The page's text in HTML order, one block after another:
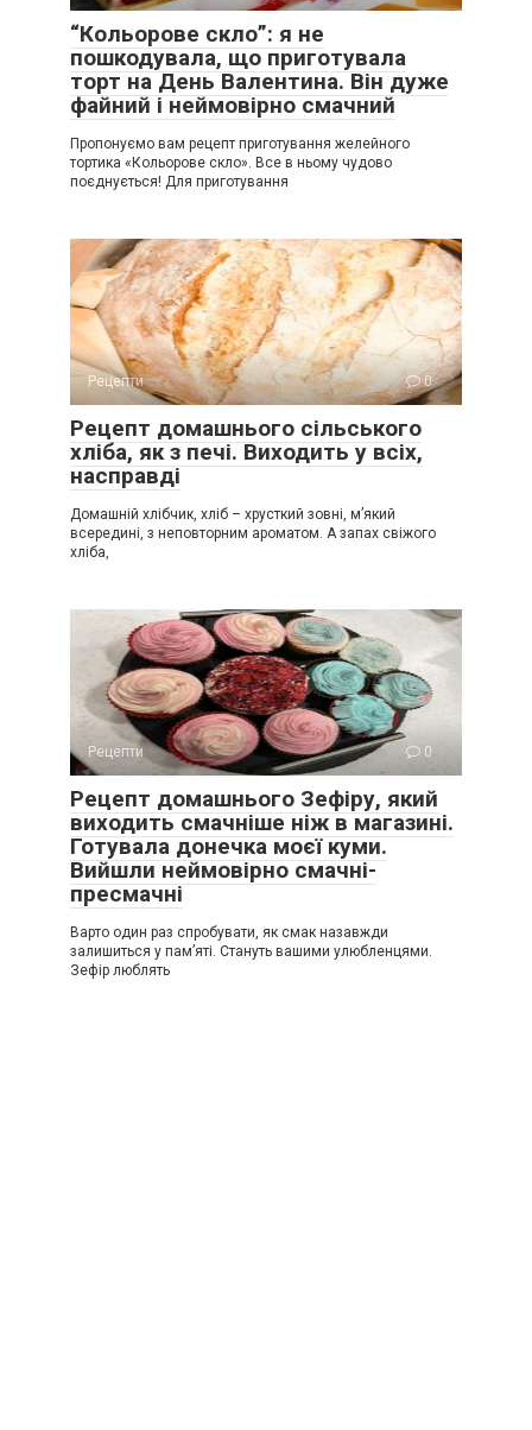
“Кольорове скло”: я не
пошкодувала, що приготувала
торт на День Валентина. Він дуже
файний і неймовірно смачний
Пропонуємо вам рецепт приготування желейного
тортика «Кольорове скло». Все в ньому чудово
поєднується! Для приготування
Рецепти 0
Рецепт домашнього сільського
хліба, як з печі. Виходить у всіх,
насправді
Домашній хлібчик, хліб – хрусткий зовні, м’який
всередині, з неповторним ароматом. А запах свіжого
хліба,
Рецепти 0
Рецепт домашнього Зефіру, який
виходить смачніше ніж в магазині.
Готувала донечка моєї куми.
Вийшли неймовірно смачні-
пресмачні
Варто один раз спробувати, як смак назавжди
залишиться у пам’яті. Стануть вашими улюбленцями.
Зефір люблять